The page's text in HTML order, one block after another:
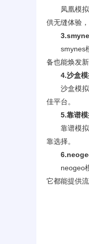
凤凰模
供无缝体验
smynes
备也能焕发新
4.沙盒
沙盒模
佳平台。
5.靠谱
靠谱模
靠选择。
neogeo
它都能提供流